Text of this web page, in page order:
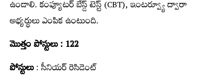
ఉండాలి. కంప్యూటర్ బేస్డ్ టెస్ట్ (CBT), ఇంటర్వ్యూ ద్వారా
అభ్య‌ర్థులు ఎంపిక ఉంటుంది.
మొత్తం పోస్టులు : 122
పోస్టులు: సీనియర్ రెసిడెంట్